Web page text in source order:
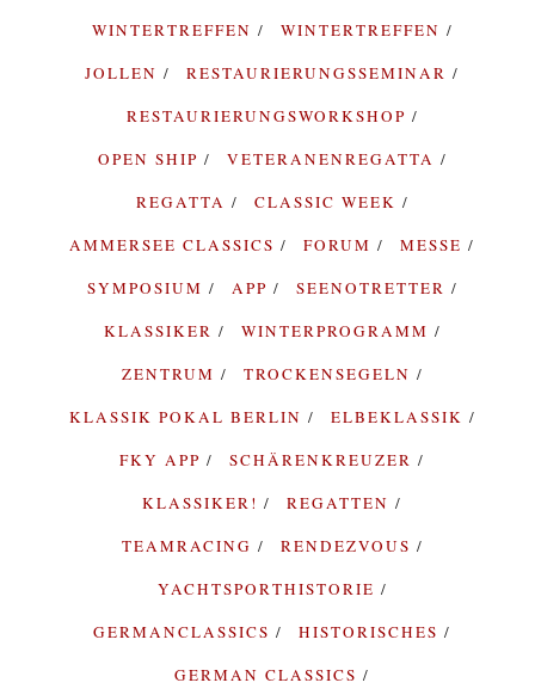
WINTERTREFFEN
WINTERTREFFEN
JOLLEN
RESTAURIERUNGSSEMINAR
RESTAURIERUNGSWORKSHOP
OPEN SHIP
VETERANENREGATTA
REGATTA
CLASSIC WEEK
AMMERSEE CLASSICS
FORUM
MESSE
SYMPOSIUM
APP
SEENOTRETTER
KLASSIKER
WINTERPROGRAMM
ZENTRUM
TROCKENSEGELN
KLASSIK POKAL BERLIN
ELBEKLASSIK
FKY APP
SCHÄRENKREUZER
KLASSIKER!
REGATTEN
TEAMRACING
RENDEZVOUS
YACHTSPORTHISTORIE
GERMANCLASSICS
HISTORISCHES
GERMAN CLASSICS